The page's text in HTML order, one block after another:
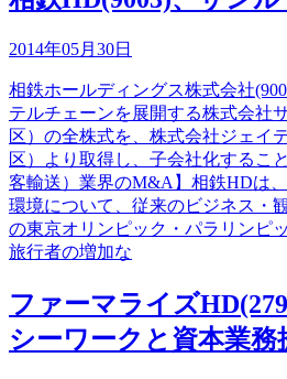
2014年05月30日
相鉄ホールディングス株式会社
テルチェーンを展開する株式会社
区）の全株式を、株式会社ジェイ
区）より取得し、子会社化するこ
客輸送）業界のM&A】相鉄HDは
環境について、従来のビジネス・
の東京オリンピック・パラリンピ
旅行者の増加な
ファーマライズ
シーワークと資本業務